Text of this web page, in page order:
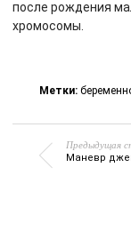
после рождения
хромосомы.
Метки:
Предыдущая
Маневр